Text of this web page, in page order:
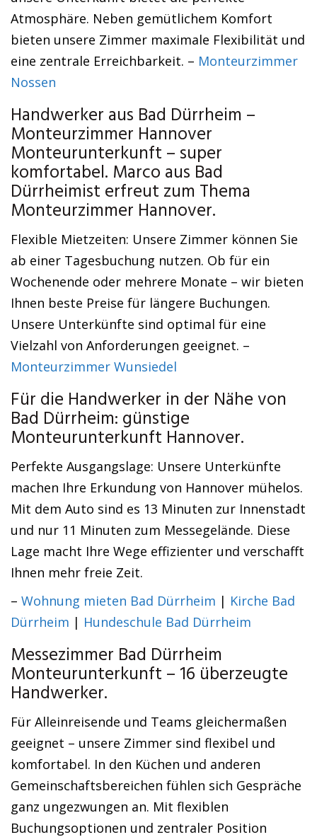
Atmosphäre. Neben gemütlichem Komfort
bieten unsere Zimmer maximale Flexibilität und
eine zentrale Erreichbarkeit. – Monteurzimmer
Nossen
Handwerker aus Bad Dürrheim –
Monteurzimmer Hannover
Monteurunterkunft – super
komfortabel. Marco aus Bad
Dürrheimist erfreut zum Thema
Monteurzimmer Hannover.
Flexible Mietzeiten: Unsere Zimmer können Sie
ab einer Tagesbuchung nutzen. Ob für ein
Wochenende oder mehrere Monate – wir bieten
Ihnen beste Preise für längere Buchungen.
Unsere Unterkünfte sind optimal für eine
Vielzahl von Anforderungen geeignet. –
Monteurzimmer Wunsiedel
Für die Handwerker in der Nähe von
Bad Dürrheim: günstige
Monteurunterkunft Hannover.
Perfekte Ausgangslage: Unsere Unterkünfte
machen Ihre Erkundung von Hannover mühelos.
Mit dem Auto sind es 13 Minuten zur Innenstadt
und nur 11 Minuten zum Messegelände. Diese
Lage macht Ihre Wege effizienter und verschafft
Ihnen mehr freie Zeit.
– Wohnung mieten Bad Dürrheim | Kirche Bad
Dürrheim | Hundeschule Bad Dürrheim
Messezimmer Bad Dürrheim
Monteurunterkunft – 16 überzeugte
Handwerker.
Für Alleinreisende und Teams gleichermaßen
geeignet – unsere Zimmer sind flexibel und
komfortabel. In den Küchen und anderen
Gemeinschaftsbereichen fühlen sich Gespräche
ganz ungezwungen an. Mit flexiblen
Buchungsoptionen und zentraler Position